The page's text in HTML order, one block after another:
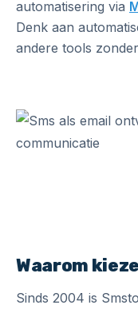
automatisering via
Denk aan
andere tools
Waarom
Sinds 2004 is